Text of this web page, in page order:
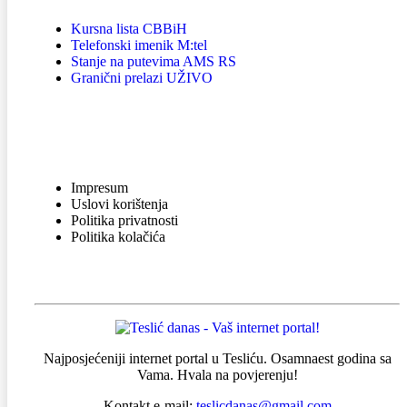
Kursna lista CBBiH
Telefonski imenik M:tel
Stanje na putevima AMS RS
Granični prelazi UŽIVO
Impresum
Uslovi korištenja
Politika privatnosti
Politika kolačića
Najposjećeniji internet portal u Tesliću. Osamnaest godina sa
Vama. Hvala na povjerenju!